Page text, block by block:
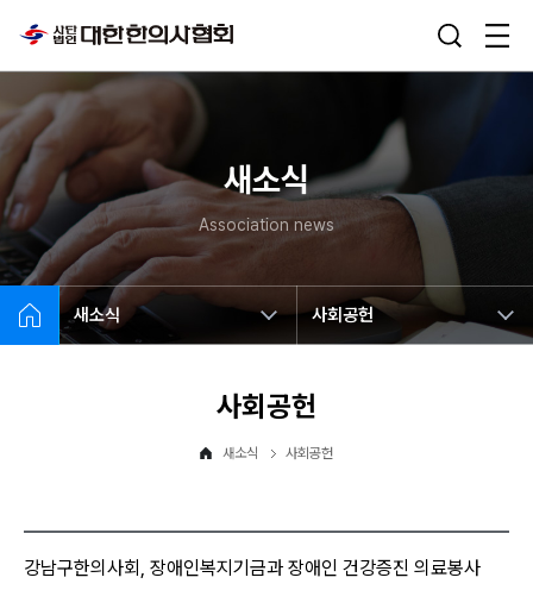
새소식
Association news
새소식 사회공헌
사회공헌
새소식 사회공헌
강남구한의사회, 장애인복지기금과 장애인 건강증진 의료봉사